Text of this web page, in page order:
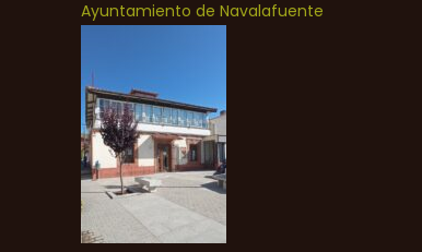
Ayuntamiento de Navalafuente